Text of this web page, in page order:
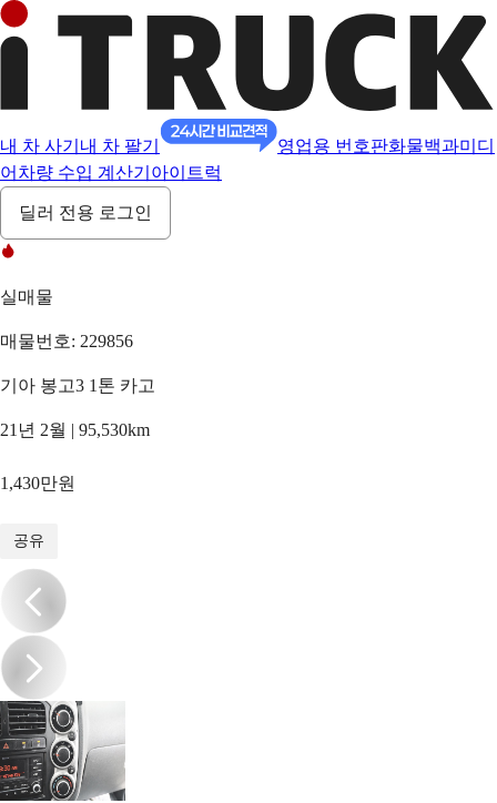
내 차 사기 내 차 팔기 영업용 번호판화물백과미디
어 차량 수입 계산기 아이트럭
딜러 전용 로그인
실매물
매물번호: 229856
기아 봉고3 1톤 카고
21년 2월 | 95,530km
1,430만원
공유
/20